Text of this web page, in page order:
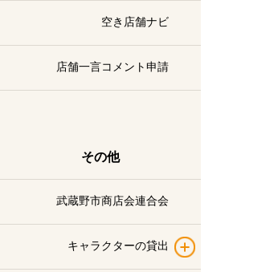
空き店舗ナビ
店舗一言コメント申請
その他
武蔵野市商店会連合会
キャラクターの貸出